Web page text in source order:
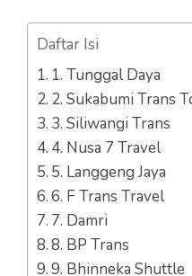
Daftar Isi
1. Tunggal Daya
2. Sukabumi Trans
3. Siliwangi Trans
4. Nusa 7 Travel
5. Langgeng Jaya
6. F Trans Travel
7. Damri
8. BP Trans
9. Bhinneka Shuttle